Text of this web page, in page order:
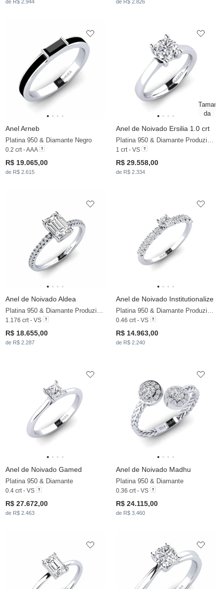
de R$ 2.944 de R$ 2.826
Anel Arneb
Platina 950 & Diamante Negro
0.2 crt - AAA
R$ 19.065,00
de R$ 2.615
Anel de Noivado Ersilia 1.0 crt
1 crt - VS
R$ 29.558,00
de R$ 2.334
Anel de Noivado Aldea
1.176 crt - VS
R$ 18.655,00
de R$ 2.287
Anel de Noivado Institutionalize
0.46 crt - VS
R$ 14.963,00
de R$ 2.240
Anel de Noivado Gamed
Platina 950 & Diamante
0.4 crt - VS
R$ 27.672,00
de R$ 2.463
Anel de Noivado Madhu
Platina 950 & Diamante
0.36 crt - VS
R$ 24.115,00
de R$ 3.460